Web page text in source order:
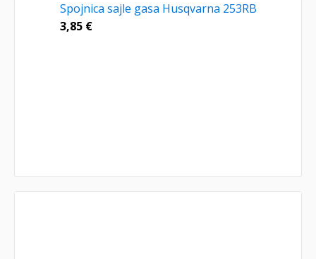
Spojnica sajle gasa Husqvarna 253RB
3,85 €